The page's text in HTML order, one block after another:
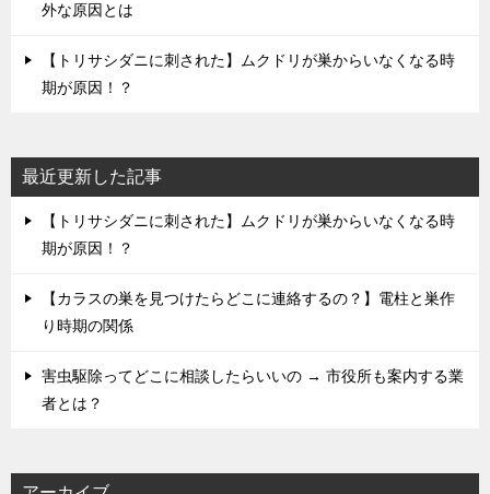
外な原因とは
【トリサシダニに刺された】ムクドリが巣からいなくなる時
期が原因！？
最近更新した記事
【トリサシダニに刺された】ムクドリが巣からいなくなる時
期が原因！？
【カラスの巣を見つけたらどこに連絡するの？】電柱と巣作
り時期の関係
害虫駆除ってどこに相談したらいいの → 市役所も案内する業
者とは？